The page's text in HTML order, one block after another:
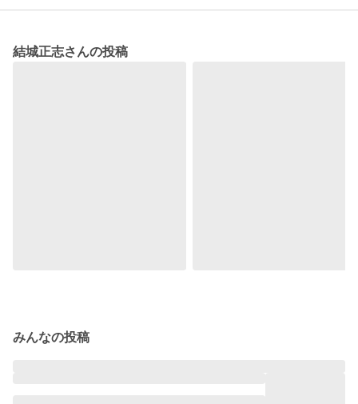
結城正志さんの投稿
みんなの投稿